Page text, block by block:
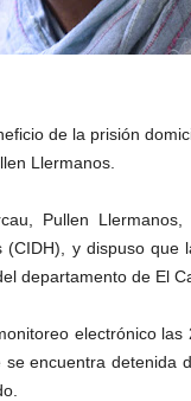
de la prisión
Llermanos.
Pullen Llermanos,
y dispuso que
departamento de El
electrónico las
encuentra detenida